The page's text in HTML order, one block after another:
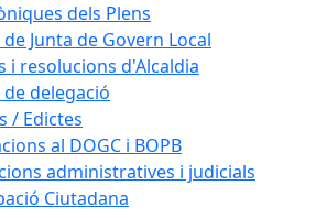
dels Plens
Junta de Govern Local
i resolucions d'Alcaldia
delegació
/ Edictes
al DOGC i BOPB
administratives i judicials
Ciutadana